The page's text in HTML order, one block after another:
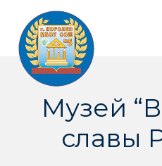
content
Музей
славы